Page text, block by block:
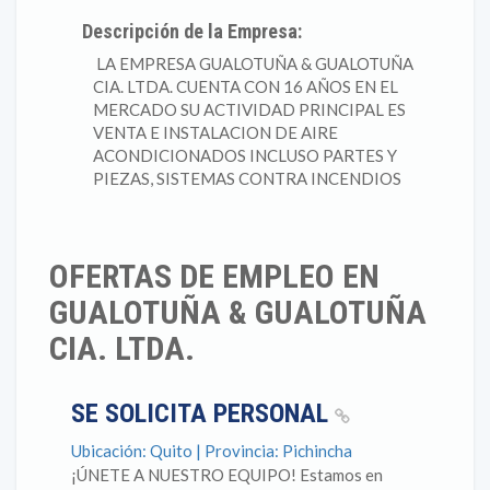
Descripción de la Empresa:
LA EMPRESA GUALOTUÑA & GUALOTUÑA
CIA. LTDA. CUENTA CON 16 AÑOS EN EL
MERCADO SU ACTIVIDAD PRINCIPAL ES
VENTA E INSTALACION DE AIRE
ACONDICIONADOS INCLUSO PARTES Y
PIEZAS, SISTEMAS CONTRA INCENDIOS
OFERTAS DE EMPLEO EN
GUALOTUÑA & GUALOTUÑA
CIA. LTDA.
SE SOLICITA PERSONAL
Ubicación: Quito | Provincia: Pichincha
¡ÚNETE A NUESTRO EQUIPO! Estamos en